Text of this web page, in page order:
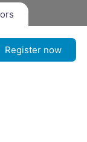
Register now